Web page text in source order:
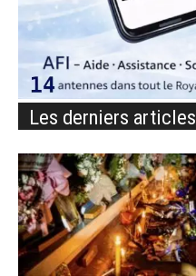
Les derniers articles